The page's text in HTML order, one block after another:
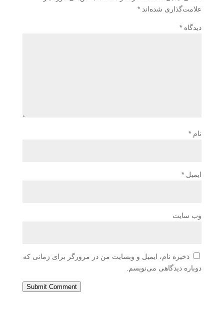
علامت‌گذاری شده‌اند *
دیدگاه *
نام *
ایمیل *
وب‌ سایت
ذخیره نام، ایمیل و وبسایت من در مرورگر برای زمانی که
دوباره دیدگاهی می‌نویسم.
Submit Comment